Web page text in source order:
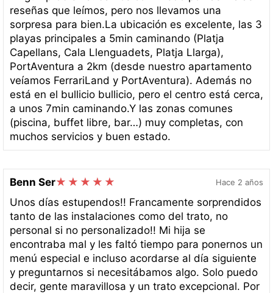
reseñas que leímos, pero nos llevamos una
sorpresa para bien.La ubicación es excelente, las 3
playas principales a 5min caminando (Platja
Capellans, Cala Llenguadets, Platja Llarga),
PortAventura a 2km (desde nuestro apartamento
veíamos FerrariLand y PortAventura). Además no
está en el bullicio bullicio, pero el centro está cerca,
a unos 7min caminando.Y las zonas comunes
(piscina, buffet libre, bar…) muy completas, con
muchos servicios y buen estado.
Benn Ser Hace 2 años
Unos días estupendos!! Francamente sorprendidos
tanto de las instalaciones como del trato, no
personal si no personalizado!! Mi hija se
encontraba mal y les faltó tiempo para ponernos un
menú especial e incluso acordarse al día siguiente
y preguntarnos si necesitábamos algo. Solo puedo
decir, gente maravillosa y un trato excepcional. Por